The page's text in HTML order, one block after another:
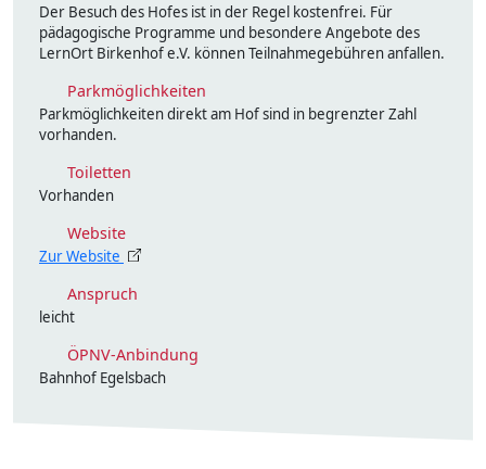
Der Besuch des Hofes ist in der Regel kostenfrei. Für
pädagogische Programme und besondere Angebote des
LernOrt Birkenhof e.V. können Teilnahmegebühren anfallen.
Parkmöglichkeiten
Parkmöglichkeiten direkt am Hof sind in begrenzter Zahl
vorhanden.
Toiletten
Vorhanden
Website
Zur Website
Anspruch
leicht
ÖPNV-Anbindung
Bahnhof Egelsbach